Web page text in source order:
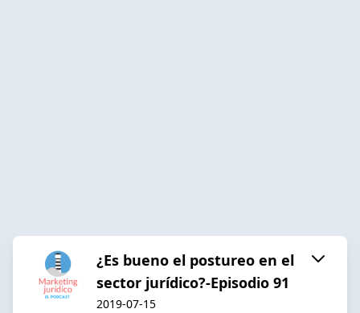
¿Es bueno el postureo en el
sector jurídico?-Episodio 91
2019-07-15